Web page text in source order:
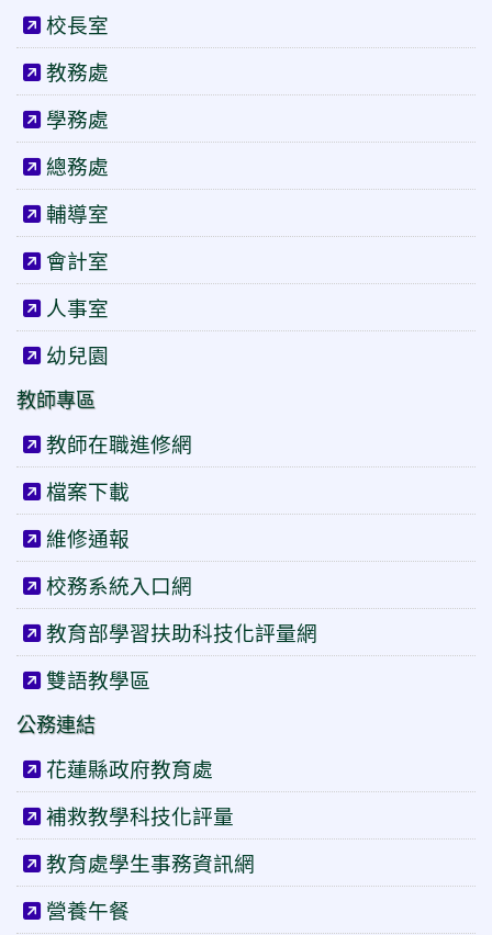
校長室
教務處
學務處
總務處
輔導室
會計室
人事室
幼兒園
教師專區
教師在職進修網
檔案下載
維修通報
校務系統入口網
教育部學習扶助科技化評量網
雙語教學區
公務連結
花蓮縣政府教育處
補救教學科技化評量
教育處學生事務資訊網
營養午餐